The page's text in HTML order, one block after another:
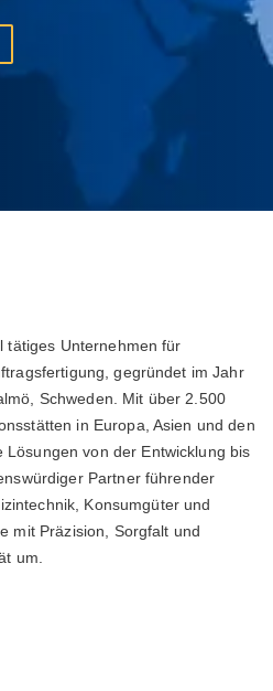
tätiges Unternehmen für
gegründet im Jahr
Schweden. Mit über 2.500
in Europa, Asien und den
Lösungen von der Entwicklung bis
Partner führender
Konsumgüter und
mit Präzision, Sorgfalt und
um.